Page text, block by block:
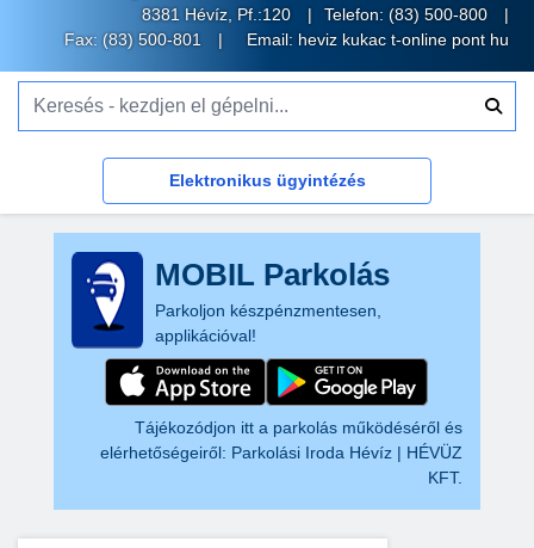
8381 Hévíz, Pf.:120
Telefon: (83) 500-800
Fax: (83) 500-801
Email: heviz kukac t-online pont hu
Elektronikus ügyintézés
MOBIL Parkolás
Parkoljon készpénzmentesen,
applikációval!
Tájékozódjon itt a parkolás működéséről és
elérhetőségeiről: Parkolási Iroda Hévíz | HÉVÜZ
KFT.